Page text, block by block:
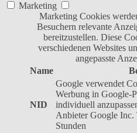
Marketing
Marketing Cookies
Besuchern relevante
bereitzustellen. Diese
verschiedenen Websites
angepasste
Name
NID
Google verwendet
Werbung in Google-
individuell
Anbieter Google Inc.
Stunden